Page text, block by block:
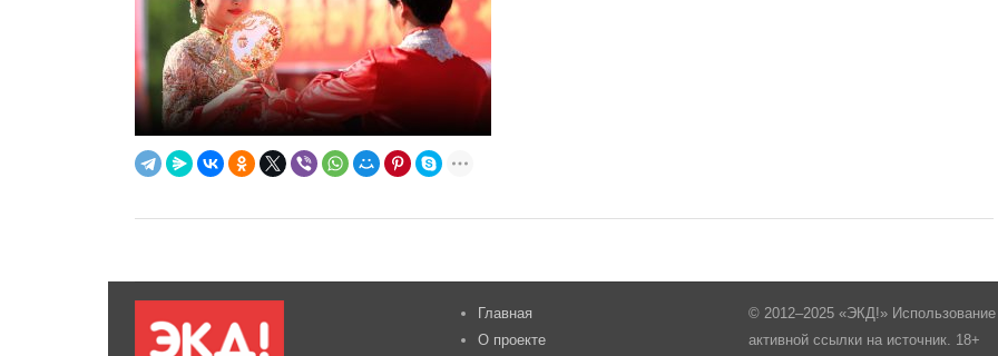
Главная
О проекте
© 2012–2025 «ЭКД!»
активной ссылки на источник. 18+